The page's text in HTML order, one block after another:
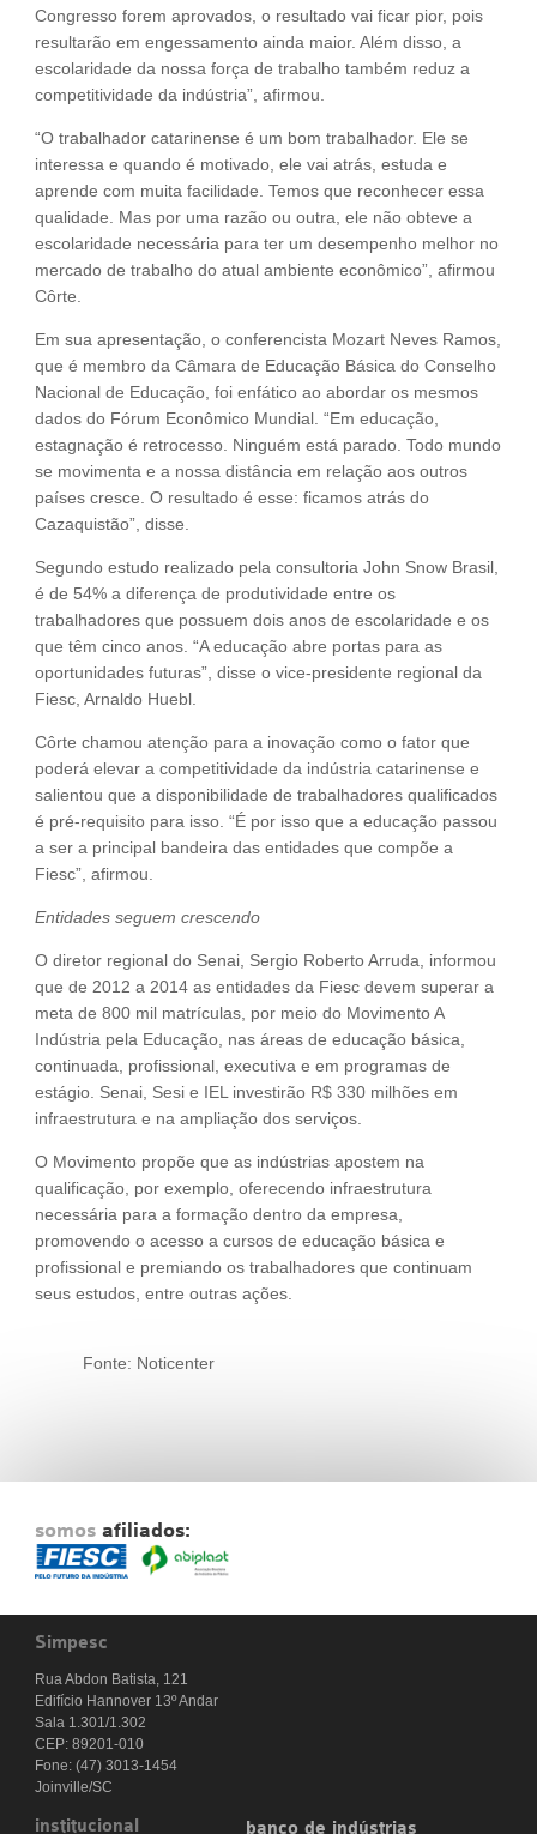
Congresso forem aprovados, o resultado vai ficar pior, pois
resultarão em engessamento ainda maior. Além disso, a
escolaridade da nossa força de trabalho também reduz a
competitividade da indústria”, afirmou.
“O trabalhador catarinense é um bom trabalhador. Ele se
interessa e quando é motivado, ele vai atrás, estuda e
aprende com muita facilidade. Temos que reconhecer essa
qualidade. Mas por uma razão ou outra, ele não obteve a
escolaridade necessária para ter um desempenho melhor no
mercado de trabalho do atual ambiente econômico”, afirmou
Côrte.
Em sua apresentação, o conferencista Mozart Neves Ramos,
que é membro da Câmara de Educação Básica do Conselho
Nacional de Educação, foi enfático ao abordar os mesmos
dados do Fórum Econômico Mundial. “Em educação,
estagnação é retrocesso. Ninguém está parado. Todo mundo
se movimenta e a nossa distância em relação aos outros
países cresce. O resultado é esse: ficamos atrás do
Cazaquistão”, disse.
Segundo estudo realizado pela consultoria John Snow Brasil,
é de 54% a diferença de produtividade entre os
trabalhadores que possuem dois anos de escolaridade e os
que têm cinco anos. “A educação abre portas para as
oportunidades futuras”, disse o vice-presidente regional da
Fiesc, Arnaldo Huebl.
Côrte chamou atenção para a inovação como o fator que
poderá elevar a competitividade da indústria catarinense e
salientou que a disponibilidade de trabalhadores qualificados
é pré-requisito para isso. “É por isso que a educação passou
a ser a principal bandeira das entidades que compõe a
Fiesc”, afirmou.
Entidades seguem crescendo
O diretor regional do Senai, Sergio Roberto Arruda, informou
que de 2012 a 2014 as entidades da Fiesc devem superar a
meta de 800 mil matrículas, por meio do Movimento A
Indústria pela Educação, nas áreas de educação básica,
continuada, profissional, executiva e em programas de
estágio. Senai, Sesi e IEL investirão R$ 330 milhões em
infraestrutura e na ampliação dos serviços.
O Movimento propõe que as indústrias apostem na
qualificação, por exemplo, oferecendo infraestrutura
necessária para a formação dentro da empresa,
promovendo o acesso a cursos de educação básica e
profissional e premiando os trabalhadores que continuam
seus estudos, entre outras ações.
Fonte: Noticenter
somos afiliados:
Simpesc
Rua Abdon Batista, 121
Edifício Hannover 13º Andar
Sala 1.301/1.302
CEP: 89201-010
Fone: (47) 3013-1454
Joinville/SC
institucional banco de indústrias